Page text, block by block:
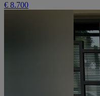
€ 8.700